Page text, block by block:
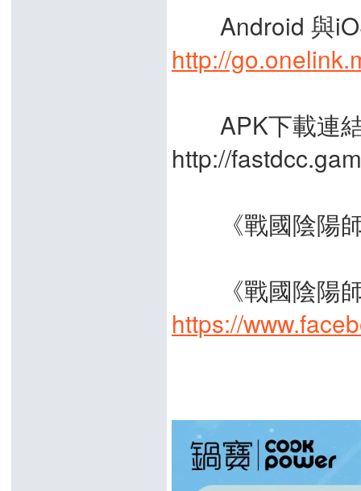
Android 與
http://
APK下載連
http://
《戰國陰陽師
《戰國陰陽師
https://